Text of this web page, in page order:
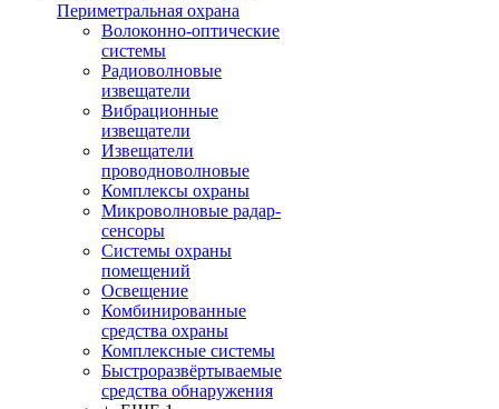
Периметральная охрана
Волоконно-оптические
системы
Радиоволновые
извещатели
Вибрационные
извещатели
Извещатели
проводноволновые
Комплексы охраны
Микроволновые радар-
сенсоры
Системы охраны
помещений
Освещение
Комбинированные
средства охраны
Комплексные системы
Быстроразвёртываемые
средства обнаружения